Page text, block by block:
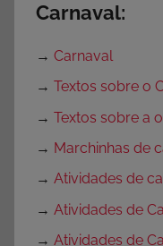
Carnaval:
→ Carnaval
→ Textos sobre o
→ Textos sobre a
→ Marchinhas de
→ Atividades de
→ Atividades de
→ Atividades de